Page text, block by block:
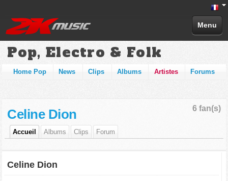
Menu
Pop, Electro & Folk
Home Pop News Clips Albums Artistes Forums
6 fan(s)
Celine Dion
Accueil Albums Clips Forum
Celine Dion